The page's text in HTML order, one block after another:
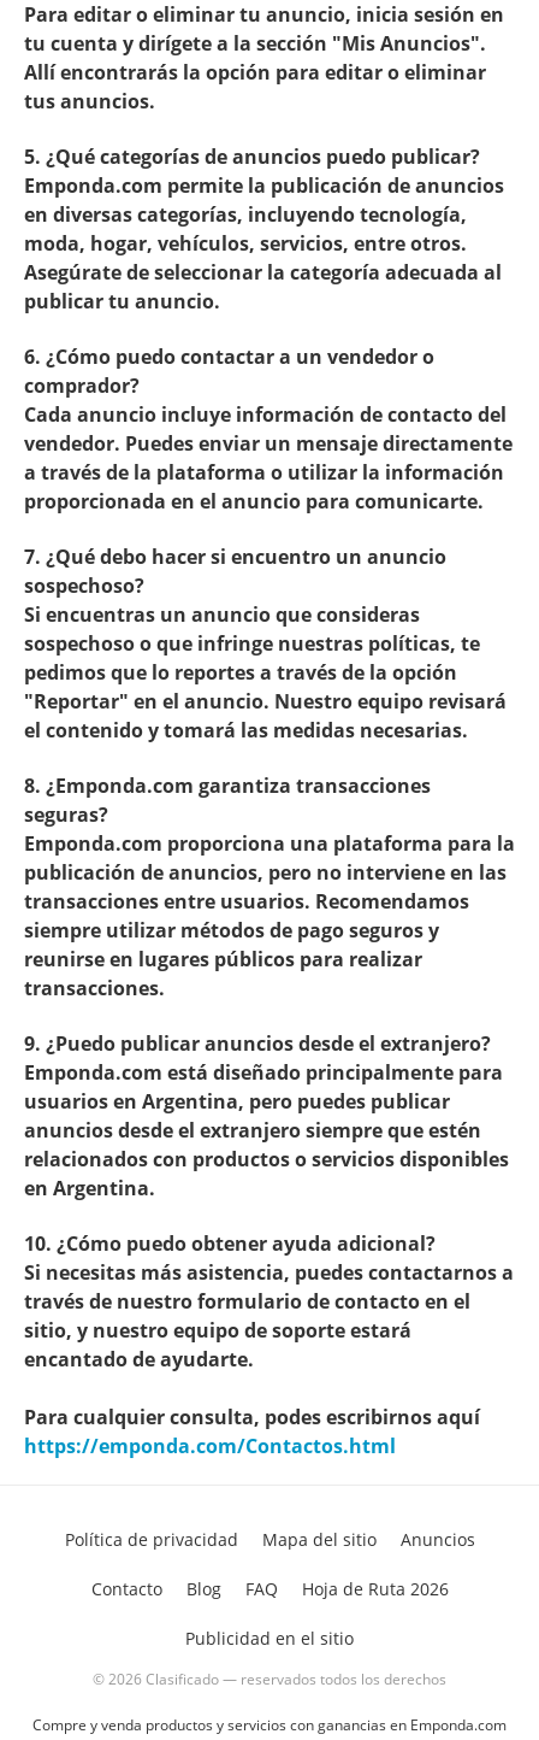
Para editar o eliminar tu anuncio, inicia sesión en
tu cuenta y dirígete a la sección "Mis Anuncios".
Allí encontrarás la opción para editar o eliminar
tus anuncios.
5. ¿Qué categorías de anuncios puedo publicar?
Emponda.com permite la publicación de anuncios
en diversas categorías, incluyendo tecnología,
moda, hogar, vehículos, servicios, entre otros.
Asegúrate de seleccionar la categoría adecuada al
publicar tu anuncio.
6. ¿Cómo puedo contactar a un vendedor o
comprador?
Cada anuncio incluye información de contacto del
vendedor. Puedes enviar un mensaje directamente
a través de la plataforma o utilizar la información
proporcionada en el anuncio para comunicarte.
7. ¿Qué debo hacer si encuentro un anuncio
sospechoso?
Si encuentras un anuncio que consideras
sospechoso o que infringe nuestras políticas, te
pedimos que lo reportes a través de la opción
"Reportar" en el anuncio. Nuestro equipo revisará
el contenido y tomará las medidas necesarias.
8. ¿Emponda.com garantiza transacciones
seguras?
Emponda.com proporciona una plataforma para la
publicación de anuncios, pero no interviene en las
transacciones entre usuarios. Recomendamos
siempre utilizar métodos de pago seguros y
reunirse en lugares públicos para realizar
transacciones.
9. ¿Puedo publicar anuncios desde el extranjero?
Emponda.com está diseñado principalmente para
usuarios en Argentina, pero puedes publicar
anuncios desde el extranjero siempre que estén
relacionados con productos o servicios disponibles
en Argentina.
10. ¿Cómo puedo obtener ayuda adicional?
Si necesitas más asistencia, puedes contactarnos a
través de nuestro formulario de contacto en el
sitio, y nuestro equipo de soporte estará
encantado de ayudarte.
Para cualquier consulta, podes escribirnos aquí
https://emponda.com/Contactos.html
© 2026 Clasificado — reservados todos los derechos
Política de privacidad Mapa del sitio Anuncios
Contacto Blog FAQ Hoja de Ruta 2026
Publicidad en el sitio
Compre y venda productos y servicios con ganancias en Emponda.com